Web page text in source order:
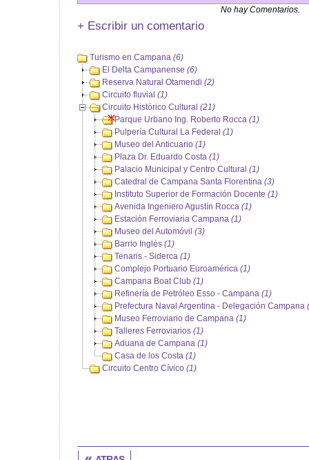
No hay Comentarios.
+ Escribir un comentario
Turismo en Campana (6)
El Delta Campanense (6)
Reserva Natural Otamendi (2)
Circuito fluvial (1)
Circuito Histórico Cultural (21)
Parque Urbano Ing. Roberto Rocca (1)
Pulpería Cultural La Federal (1)
Museo del Anticuario (1)
Plaza Dr. Eduardo Costa (1)
Palacio Municipal y Centro Cultural (1)
Catedral de Campana Santa Florentina (3)
Instituto Superior de Formación Docente (1)
Avenida Ingeniero Agustín Rocca (1)
Estación Ferroviaria Campana (1)
Museo del Automóvil (3)
Barrio Inglés (1)
Tenaris - Siderca (1)
Complejo Portuario Euroamérica (1)
Campana Boat Club (1)
Refinería de Petróleo Esso - Campana (1)
Prefectura Naval Argentina - Delegación Campana
Museo Ferroviario de Campana (1)
Talleres Ferroviarios (1)
Aduana de Campana (1)
Casa de los Costa (1)
Circuito Centro Cívico (1)